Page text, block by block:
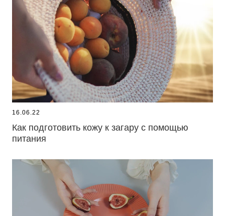
16.06.22
Как подготовить кожу к загару с помощью
питания